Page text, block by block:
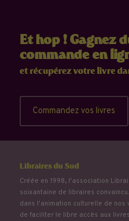
Et hop ! Gagnez
commande en
et récupérez votre livre
Commandez vos livres
Libraires du Sud
Créée en 1998, l'association
soixantaine de libraires
dans l'animation culturelle de nos
de faciliter le libre accès aux